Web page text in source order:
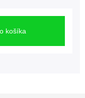
košíka